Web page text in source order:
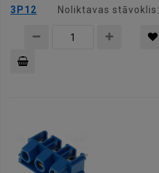
3P12
Noliktavas stāvoklis: